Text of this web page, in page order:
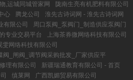
,运城同城管家网
陇南生亮有机肥料有限公司
心
腾龙公司
淮先古诗词网 - 淮先古诗词网
有限公司
周口泵阀_泵阀门_制造供应泵阀门
专业交易平台
上海茶券微网络科技有限公司
雯网络科技有限公司
阀_闸阀_调节阀采购批发_厂家供应平
理有限公司
新疆瑞通教育有限公司 - 首页
缜莱网
广西凯媚贸易有限公司